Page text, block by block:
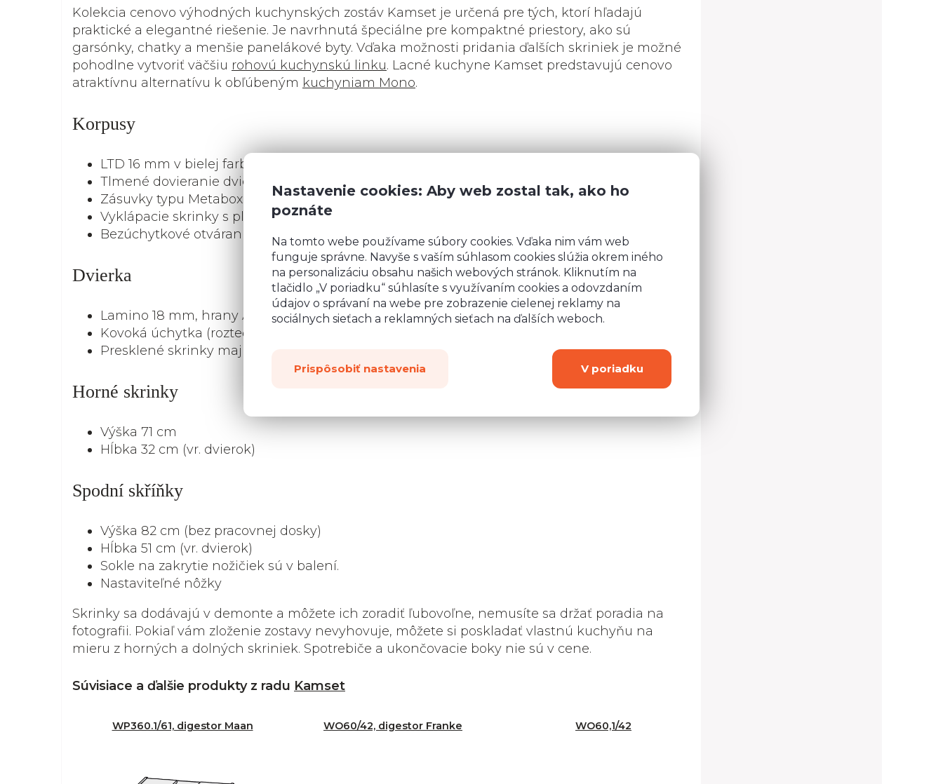
Kolekcia cenovo výhodných kuchynských zostáv Kamset je určená pre tých, ktorí hľadajú
praktické a elegantné riešenie. Je navrhnutá špeciálne pre kompaktné priestory, ako sú
garsónky, chatky a menšie panelákové byty. Vďaka možnosti pridania ďalších skriniek je možné
pohodlne vytvoriť väčšiu rohovú kuchynskú linku. Lacné kuchyne Kamset predstavujú cenovo
atraktívnu alternatívu k obľúbeným kuchyniam Mono.
Korpusy
LTD 16 mm v bielej farbe.
Tlmené dovieranie dvierok aj zásuviek.
Zásuvky typu Metabox
Vyklápacie skrinky s plynovými piestami.
Bezúchytkové otváranie horných skriniek.
Dvierka
Lamino 18 mm, hrany ABS
Kovoká úchytka (rozteč 200 mm, čierna farba)
Presklené skrinky majú mliečne sklo.
Horné skrinky
Výška 71 cm
Hĺbka 32 cm (vr. dvierok)
Spodní skříňky
Výška 82 cm (bez pracovnej dosky)
Hĺbka 51 cm (vr. dvierok)
Sokle na zakrytie nožičiek sú v balení.
Nastaviteľné nôžky
Skrinky sa dodávajú v demonte a môžete ich zoradiť ľubovoľne, nemusíte sa držať poradia na
fotografii. Pokiaľ vám zloženie zostavy nevyhovuje, môžete si poskladať vlastnú kuchyňu na
mieru z horných a dolných skriniek. Spotrebiče a ukončovacie boky nie sú v cene.
Súvisiace a ďalšie produkty z radu Kamset
WP360.1/61, digestor Maan WO60/42, digestor Franke WO60,1/42
Nastavenie cookies: Aby web zostal tak, ako ho
poznáte
Na tomto webe používame súbory cookies. Vďaka nim vám web
funguje správne. Navyše s vaším súhlasom cookies slúžia okrem iného
na personalizáciu obsahu našich webových stránok. Kliknutím na
tlačidlo „V poriadku“ súhlasíte s využívaním cookies a odovzdaním
údajov o správaní na webe pre zobrazenie cielenej reklamy na
sociálnych sieťach a reklamných sieťach na ďalších weboch.
Prispôsobiť nastavenia V poriadku